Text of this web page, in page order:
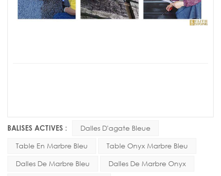
BALISES ACTIVES : Dalles D'agate Bleue
Table En Marbre Bleu Table Onyx Marbre Bleu
Dalles De Marbre Bleu Dalles De Marbre Onyx